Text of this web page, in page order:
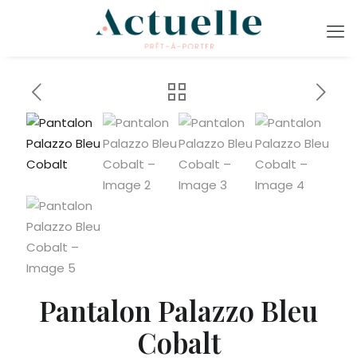
Pantalon Palazzo Bleu
Cobalt